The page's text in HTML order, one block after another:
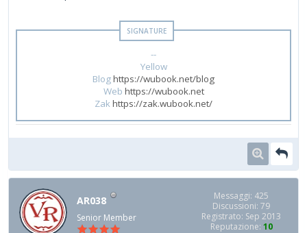
--
Yellow
Bloghttps://wubook.net/blog
Web https://wubook.net
Zakhttps://zak.wubook.net/
AR038
Senior Member
Messaggi: 425
Discussioni: 79
Registrato: Sep 2013
Reputazione: 10